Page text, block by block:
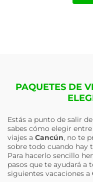
PAQUETES DE
Estás a punto de salir
sabes cómo elegir
viajes a Cancún, no te
sobre todo cuando hay
Para hacerlo sencillo
pasos que te ayudará
siguientes vacaciones a